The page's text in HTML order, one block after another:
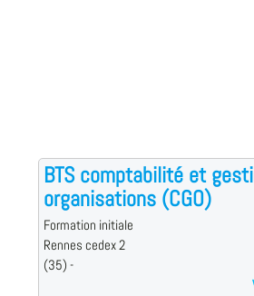
BTS comptabilité et
organisations (CGO)
Formation initiale
Rennes cedex 2
(35) -